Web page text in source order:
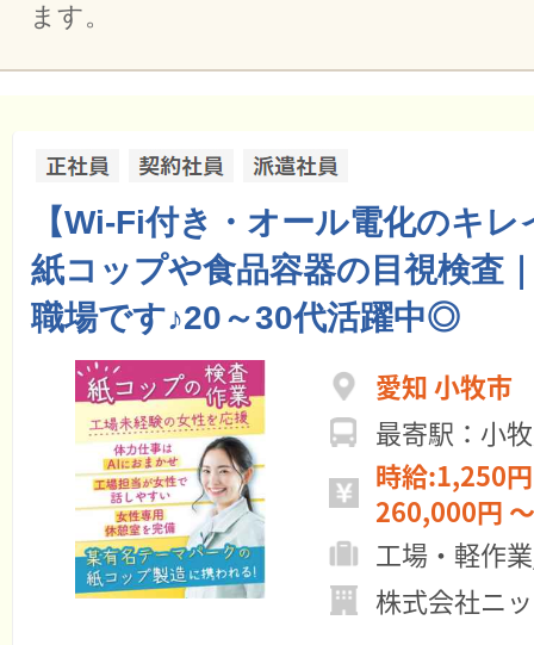
ます。
【Wi-Fi付き・オール電化のキ
紙コップや食品容器の目視検査
職場です♪20～30代活躍中◎
愛知 小牧市
最寄駅：小
時給:1,250
260,000円
工場・軽作
株式会社ニ